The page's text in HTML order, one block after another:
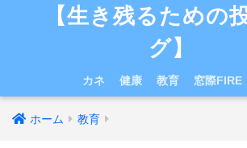
【生き残るための
グ】
カネ 健康 教育 窓際FIRE
ホーム 教育